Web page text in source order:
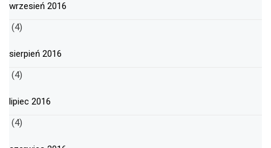
wrzesień 2016
(4)
sierpień 2016
(4)
lipiec 2016
(4)